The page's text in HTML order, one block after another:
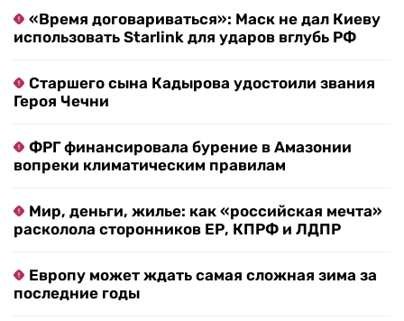
«Время договариваться»: Маск не дал Киеву
использовать Starlink для ударов вглубь РФ
Старшего сына Кадырова удостоили звания
Героя Чечни
ФРГ финансировала бурение в Амазонии
вопреки климатическим правилам
Мир, деньги, жилье: как «российская мечта»
расколола сторонников ЕР, КПРФ и ЛДПР
Европу может ждать самая сложная зима за
последние годы